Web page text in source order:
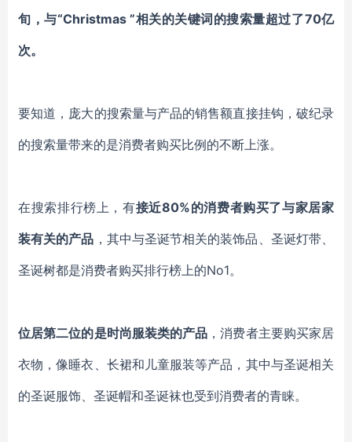
旬，与“Christmas ”相关的关键词的搜索量超过了70亿
次。
要知道，庞大的搜索量与产品的销售额直接挂钩，破纪录
的搜索量带来的是消费者购买比例的不断上涨。
在搜索排行榜上，有接近80%的消费者购买了与家居家
装有关的产品 ，其中与圣诞节相关的装饰品、圣诞灯带、
圣诞树都是消费者购买排行榜上的No1。
位居第二位的是时尚服装类的产品 ，消费者主要购买家居
衣物，像睡衣、长裙和儿童服装等产品，其中与圣诞相关
的圣诞服饰、圣诞帽和圣诞袜也受到消费者的青睐。